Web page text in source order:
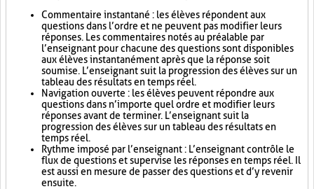
Commentaire instantané : les élèves répondent aux
questions dans l’ordre et ne peuvent pas modifier leurs
réponses. Les commentaires notés au préalable par
l’enseignant pour chacune des questions sont disponibles
aux élèves instantanément après que la réponse soit
soumise. L’enseignant suit la progression des élèves sur un
tableau des résultats en temps réel.
Navigation ouverte : les élèves peuvent répondre aux
questions dans n’importe quel ordre et modifier leurs
réponses avant de terminer. L’enseignant suit la
progression des élèves sur un tableau des résultats en
temps réel.
Rythme imposé par l’enseignant : L’enseignant contrôle le
flux de questions et supervise les réponses en temps réel. Il
est aussi en mesure de passer des questions et d’y revenir
ensuite.